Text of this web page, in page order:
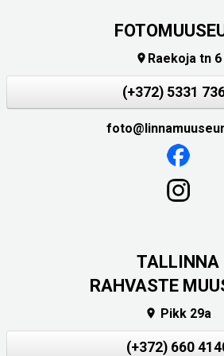
 Raekoja tn 6
(+372) 5331
TALLINNA
RAHVASTE
 Pikk 29a
(+372) 660